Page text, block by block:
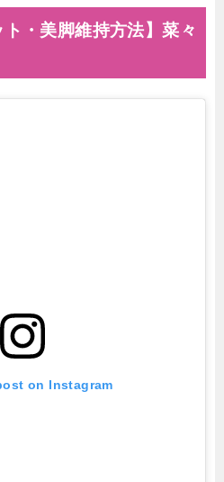
ト・美脚維持方法】菜々
on Instagram